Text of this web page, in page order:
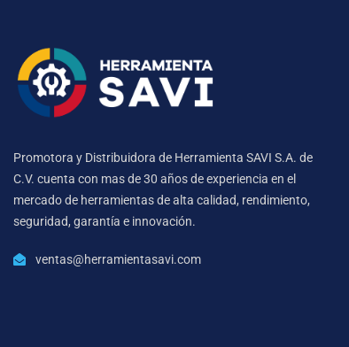
Promotora y Distribuidora de Herramienta SAVI S.A. de
C.V. cuenta con mas de 30 años de experiencia en el
mercado de herramientas de alta calidad, rendimiento,
seguridad, garantía e innovación.
ventas@herramientasavi.com